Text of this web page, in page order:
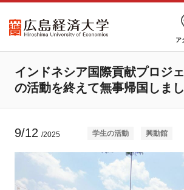
ア
インドネシア国際貢献プロジ
の活動を終えて無事帰国しまし
9/12 /2025 学生の活動 興動館